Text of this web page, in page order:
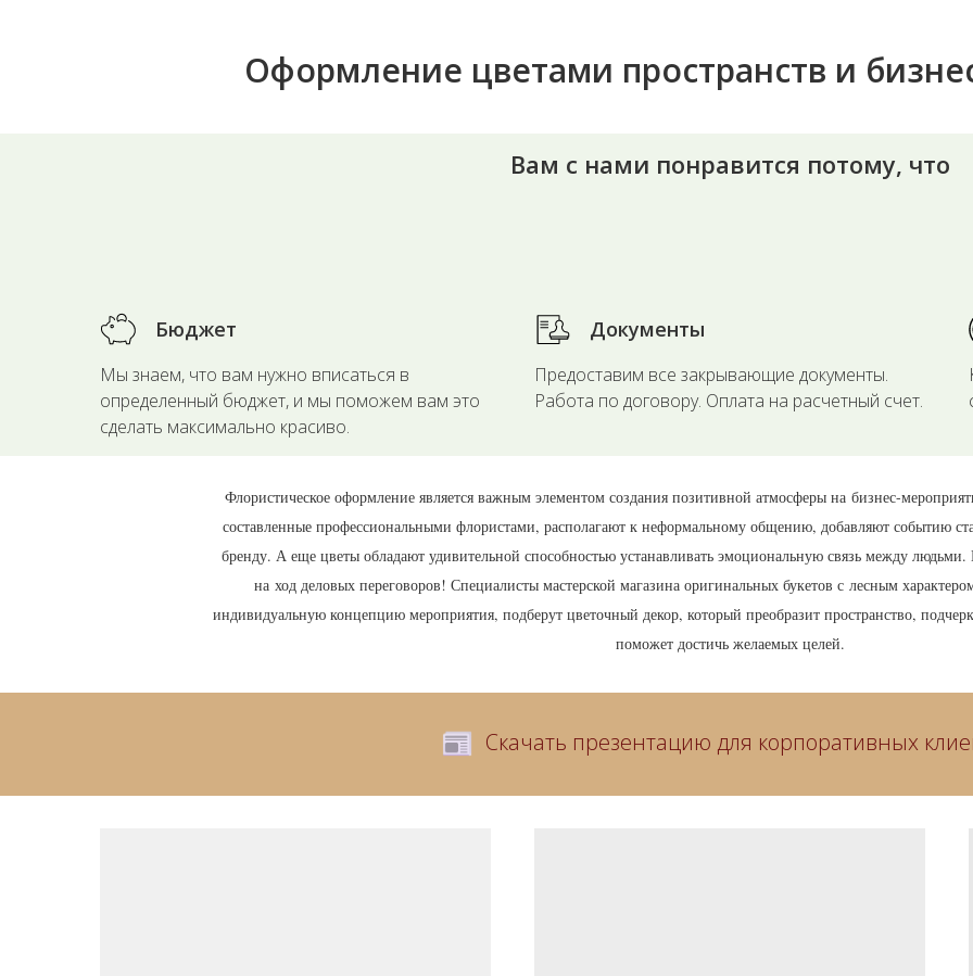
Оформление цветами пространств и
Вам с нами понравится потому, что
Бюджет
Мы знаем, что вам нужно вписаться в
определенный бюджет, и мы поможем вам это
сделать максимально красиво.
Документы
Предоставим все закрывающие документы.
Работа по договору. Оплата на расчетный счет.
Флористическое оформление является важным элементом создания позитивной атмосферы на бизнес-
составленные профессиональными флористами, располагают к неформальному общению, добавляют событию
бренду. А еще цветы обладают удивительной способностью устанавливать эмоциональную связь между
на ход деловых переговоров! Специалисты мастерской магазина оригинальных букетов с лесным
индивидуальную концепцию мероприятия, подберут цветочный декор, который преобразит пространство,
поможет достичь желаемых целей.
Скачать презентацию для корпоративных